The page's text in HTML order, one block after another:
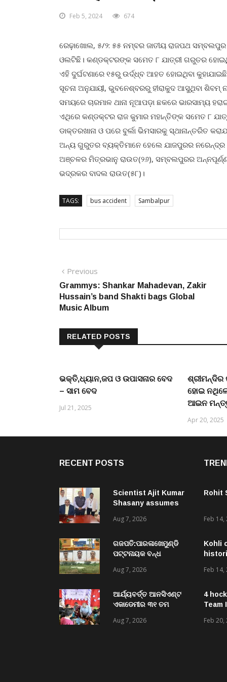
Feb 5, 2024 674
ରେଢ଼ାଖୋଲ, ୫/୨: ୫୫ ନମ୍ବର ଜାତୀୟ ରାଜପଥ
ଓଲଟିଛି। କଣ୍ଡକ୍ଟରଙ୍କ ସମେତ ୮ ଯାତ୍ରୀ ଗରୁତର
ଏହି ଦୁର୍ଘଟଣାରେ ୧୫ରୁ ଉର୍ଦ୍ଧ୍ବ ଆହତ ହୋଇଥିବା
ସୂଚନା ଅନୁଯାୟୀ, ଭୁବନେଶ୍ବରରୁ ହୀରାକୁଦ ଆସୁଥିବା ଶିବମ୍
ସମୟରେ ଚାରମାଳ ଥାନା ନୂଆପଡ଼ା ଛକରେ ଭାରସାମ୍ୟ
ଏଥିରେ କଣ୍ଡକ୍ଟର ରାଜ କୁମାର ମହାନ୍ତିଙ୍କ ସମେତ ୮
ଡାକ୍ତରଖାନା ଓ ପରେ ବୁର୍ଲା ଭିମସାରକୁ ସ୍ଥାନାନ୍ତରିତ
ଅନ୍ୟ ଗୁରୁତର ବ୍ୟକ୍ତିମାନେ ହେଲେ ଯାଜପୁରର ନରେନ୍ଦ୍ର
ଅଞ୍ଚଳର ମିତ୍ରଭାନୁ ରାଉତ(୨୬), ସମ୍ବଲପୁରର
ଭଦ୍ରକର ବାଦଲ ରାଉତ(୫୮)।
TAGS: bus accident Sambalpur
Post
navigation
Previous
post:
Grammys: Shankar Mahadevan, Zakir
Hussain’s band Shakti bags Global
Music Album
RELATED POSTS
ଭକ୍ତି,ଧ୍ୟାନ,ଜପ ଓ ଉପାସନାର ବେଦ
– ସାମ ବେଦ
Jul 21, 2025
ଶ୍ରୀମନ୍ଦିର
ହୋଇ
ଆଇନ
Apr 20, 2025
RECENT POSTS
Scientist Ajit Kumar
Shasany assumes
Chancellor of
Odisha
Aug 7, 2026
ଗଜପତି:ପାରଳାଖେମୁଣ୍ଡି
ପଟ୍ଟନାୟକ ବନ୍ଧ
ନବୀକରଣରେ ୫୫.୬୯
ଘଟଣାରେ ଭିଜିଲାନ୍ସ ଦୁଇ
ଜଣ ଯନ୍ତ୍ରୀ ଏବଂ ଜଣେ
ବ୍ରହ୍ମପୁର ଭିଜିଲାନ୍ସ କୋର୍ଟ
Aug 7, 2026
ଆର୍ଯ୍ୟବର୍ତ୍ତ ଆନସିଏଣ୍ଟ
ଏକାଡେମୀର ୩୧ ତମ
ଛାତ୍ରଛାତ୍ରୀଙ୍କ ଦ୍ଵାରା ୨
Aug 7, 2026
Rohit
Feb 14,
Kohli
Feb 14,
4
Team
Feb 20,